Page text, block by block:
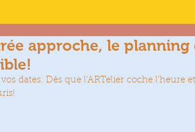
approche, le planning
vos dates. Dès que l'ARTelier coche l'heure